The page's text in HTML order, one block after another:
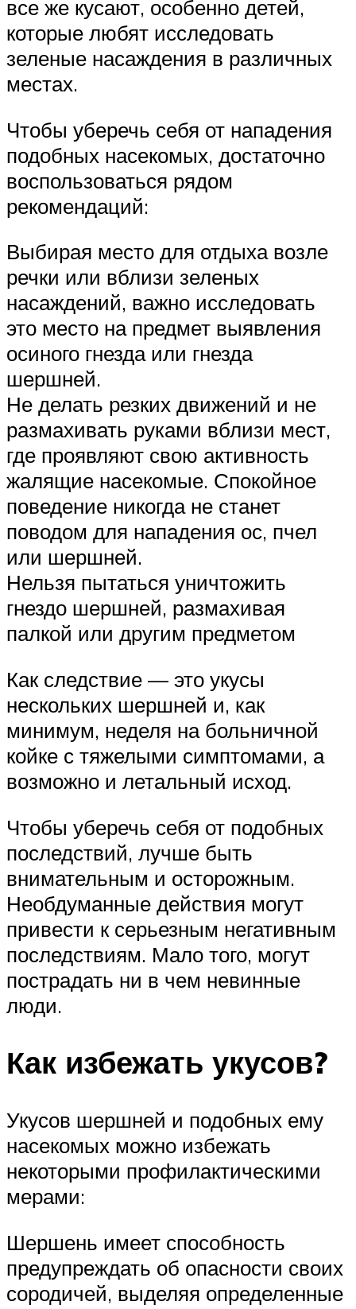
все же кусают, особенно детей,
которые любят исследовать
зеленые насаждения в различных
местах.
Чтобы уберечь себя от нападения
подобных насекомых, достаточно
воспользоваться рядом
рекомендаций:
Выбирая место для отдыха возле
речки или вблизи зеленых
насаждений, важно исследовать
это место на предмет выявления
осиного гнезда или гнезда
шершней.
Не делать резких движений и не
размахивать руками вблизи мест,
где проявляют свою активность
жалящие насекомые. Спокойное
поведение никогда не станет
поводом для нападения ос, пчел
или шершней.
Нельзя пытаться уничтожить
гнездо шершней, размахивая
палкой или другим предметом
Как следствие — это укусы
нескольких шершней и, как
минимум, неделя на больничной
койке с тяжелыми симптомами, а
возможно и летальный исход.
Чтобы уберечь себя от подобных
последствий, лучше быть
внимательным и осторожным.
Необдуманные действия могут
привести к серьезным негативным
последствиям. Мало того, могут
пострадать ни в чем невинные
люди.
Как избежать укусов?
Укусов шершней и подобных ему
насекомых можно избежать
некоторыми профилактическими
мерами:
Шершень имеет способность
предупреждать об опасности своих
сородичей, выделяя определенные